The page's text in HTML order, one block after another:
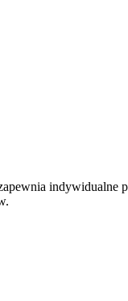
indywidualne